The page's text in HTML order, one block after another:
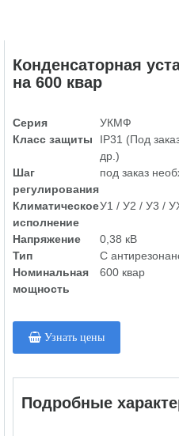
Конденсаторная
на 600 квар
Серия
УКМФ
Класс защиты
IP31 (Под
др.)
Шаг
регулирования
под заказ
Климатическое
исполнение
У1 / У2 / У3 /
Напряжение
0,38 кВ
Тип
С
Номинальная
мощность
600 квар
Узнать цены
Подробные